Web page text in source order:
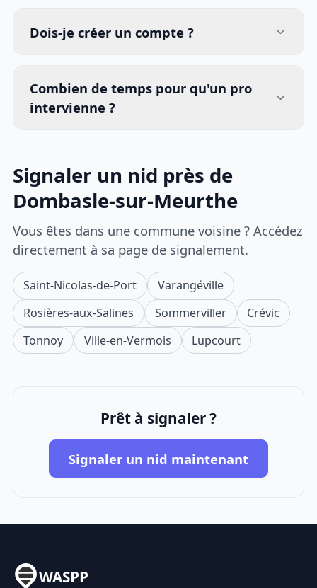
Dois-je créer un compte ?
Combien de temps pour qu'un pro
intervienne ?
Signaler un nid près de
Dombasle-sur-Meurthe
Vous êtes dans une commune voisine ? Accédez
directement à sa page de signalement.
Saint-Nicolas-de-Port
Varangéville
Rosières-aux-Salines
Sommerviller
Crévic
Tonnoy
Ville-en-Vermois Lupcourt
Prêt à signaler ?
Signaler un nid maintenant
WASPP